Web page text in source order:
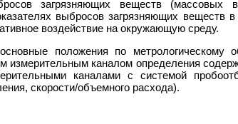
загрязняющих веществ
выбросов загрязняющих веществ в
воздействие на окружающую среду.
положения по метрологическому
измерительным каналом определения
каналами с системой
скорости/объемного расхода).